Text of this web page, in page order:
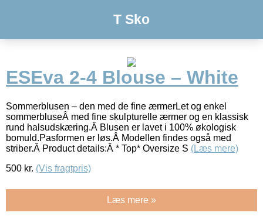
T Sko
ESEva 2-4 Blouse – White
Sommerblusen – den med de fine ærmerLet og enkel
sommerbluseÂ med fine skulpturelle ærmer og en klassisk
rund halsudskæring.Â Blusen er lavet i 100% økologisk
bomuld.Pasformen er løs.Â Modellen findes også med
striber.Â Product details:Â * Top* Oversize S (Læs mere)
500 kr. (Vis fragtpris)
Læs mere »